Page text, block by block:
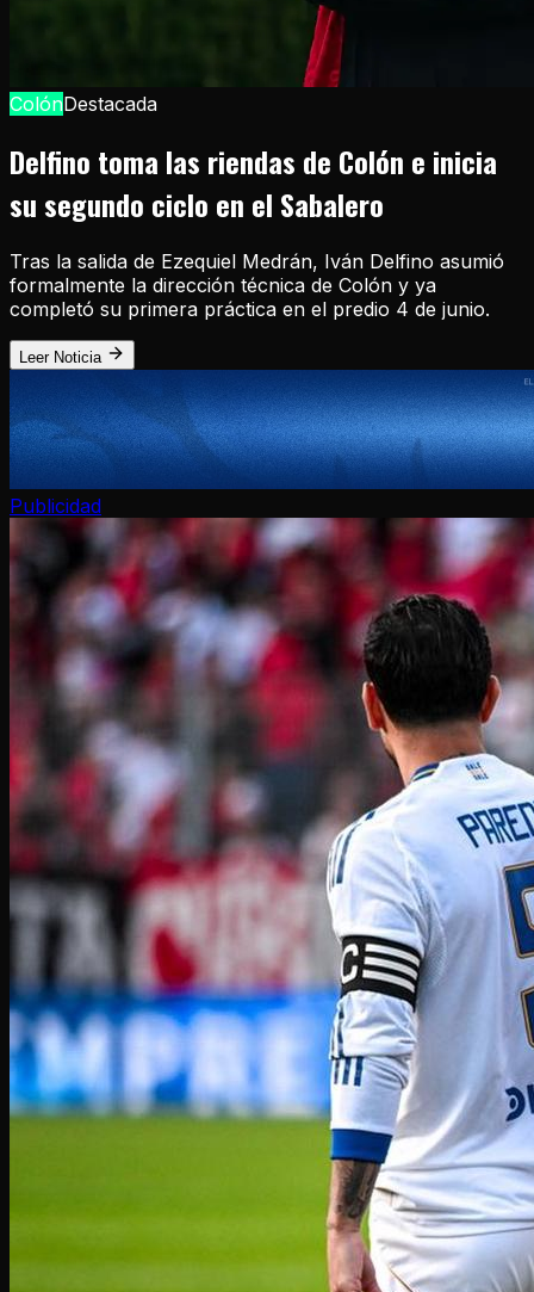
ColónDestacada
Delfino toma las riendas de Colón e inicia
su segundo ciclo en el Sabalero
Tras la salida de Ezequiel Medrán, Iván Delfino asumió
formalmente la dirección técnica de Colón y ya
completó su primera práctica en el predio 4 de junio.
Leer Noticia
Publicidad